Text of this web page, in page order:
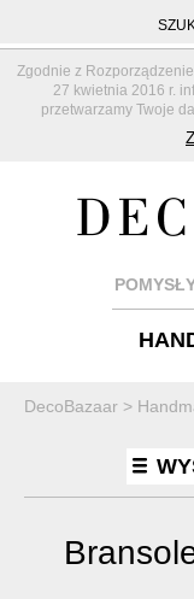
Zgodnie z
27 kwietnia 2016 r.
przetwarzamy Twoje
DecoBazaar >